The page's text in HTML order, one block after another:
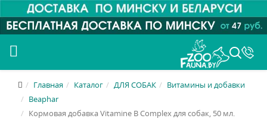
Главная Каталог ДЛЯ СОБАК
Витамины и добавки
Beaphar
Кормовая добавка Vitamine B Complex для собак, 50 мл.